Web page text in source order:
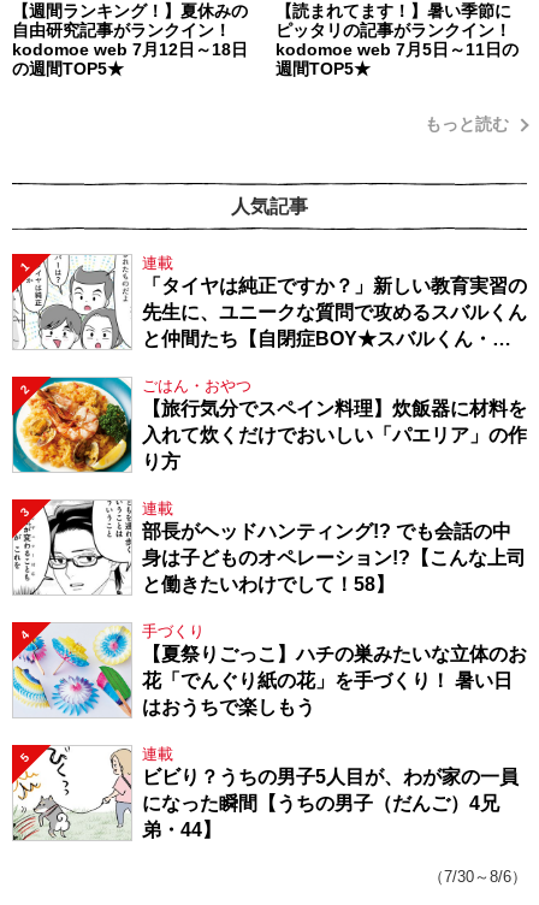
【週間ランキング！】夏休みの
自由研究記事がランクイン！
kodomoe web 7月12日～18日
の週間TOP5★
【読まれてます！】暑い季節に
ピッタリの記事がランクイン！
kodomoe web 7月5日～11日の
週間TOP5★
もっと読む
人気記事
1 連載
「タイヤは純正ですか？」新しい教育実習の
先生に、ユニークな質問で攻めるスバルくん
と仲間たち【自閉症BOY★スバルくん・
2 ごはん・おやつ
【旅行気分でスペイン料理】炊飯器に材料を
入れて炊くだけでおいしい「パエリア」の作
り方
3 連載
部長がヘッドハンティング!? でも会話の中
身は子どものオペレーション!?【こんな上司
と働きたいわけでして！58】
4 手づくり
【夏祭りごっこ】ハチの巣みたいな立体のお
花「でんぐり紙の花」を手づくり！ 暑い日
はおうちで楽しもう
5 連載
ビビり？うちの男子5人目が、わが家の一員
になった瞬間【うちの男子（だんご）4兄
弟・44】
（7/30～8/6）